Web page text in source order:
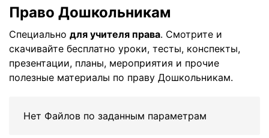
Право Дошкольникам
Специально для учителя права. Смотрите и
скачивайте бесплатно уроки, тесты, конспекты,
презентации, планы, мероприятия и прочие
полезные материалы по праву Дошкольникам.
Нет Файлов по заданным параметрам